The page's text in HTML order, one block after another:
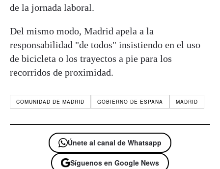
de la jornada laboral.
Del mismo modo, Madrid apela a la
responsabilidad "de todos" insistiendo en el uso
de bicicleta o los trayectos a pie para los
recorridos de proximidad.
COMUNIDAD DE MADRID GOBIERNO DE ESPAÑA MADRID
Únete al canal de Whatsapp
Síguenos en Google News